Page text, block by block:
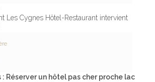
Les Cygnes Hôtel-Restaurant intervient
Réserver un hôtel pas cher proche lac